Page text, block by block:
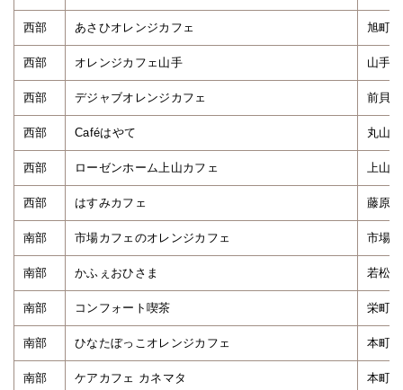
西部 あさひオレンジカフェ 旭町4
西部 オレンジカフェ山手 山手3
西部 デジャブオレンジカフェ 前貝
西部 Caféはやて 丸山5
西部 ローゼンホーム上山カフェ 上山
西部 はすみカフェ 藤原5
南部 市場カフェのオレンジカフェ 市場1
南部 かふぇおひさま 若松2
南部 コンフォート喫茶 栄町1
南部 ひなたぼっこオレンジカフェ 本町4
南部 ケアカフェ カネマタ 本町6